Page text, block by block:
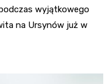
wyjątkowego
na Ursynów już w